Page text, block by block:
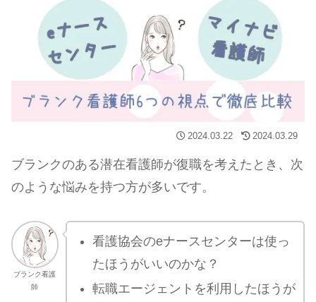
2024.03.22 2024.03.29
ブランクのある潜在看護師が復職を考えたとき、次
のような悩みを持つ方が多いです。
ブランク看護
師
看護協会のeナースセンターは使っ
たほうがいいのかな？
転職エージェントを利用したほうが